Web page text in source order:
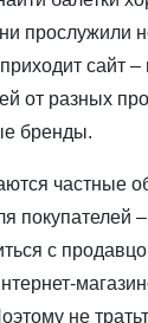
прослужили
сайт –
от разных
бренды.
частные
покупателей
с
не